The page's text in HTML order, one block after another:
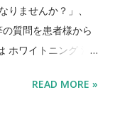
りませんか？」、
質問を患者様から
ホワイトニング 治
げられます。 歯が
READ MORE »